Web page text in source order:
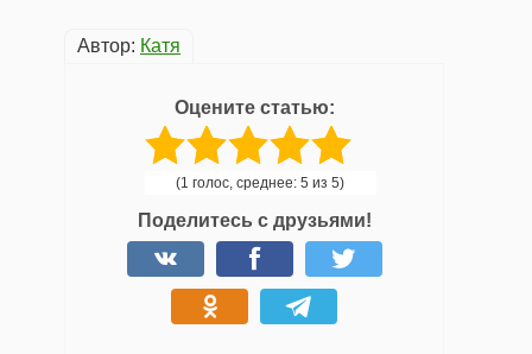
Автор: Катя
Оцените статью:
(1 голос, среднее: 5 из 5)
Поделитесь с друзьями!